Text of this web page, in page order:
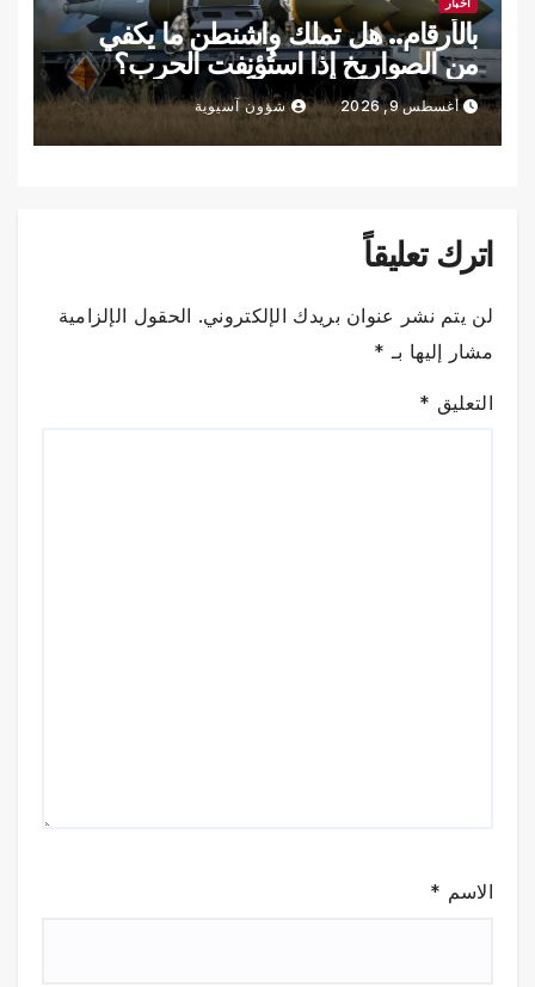
بالأرقام.. هل تملك واشنطن ما يكفي
من الصواريخ إذا استُؤنِفت الحرب؟
أغسطس 9, 2026 شؤون آسيوية
اترك تعليقاً
لن يتم نشر عنوان بريدك الإلكتروني. الحقول الإلزامية
مشار إليها بـ *
التعليق *
الاسم *